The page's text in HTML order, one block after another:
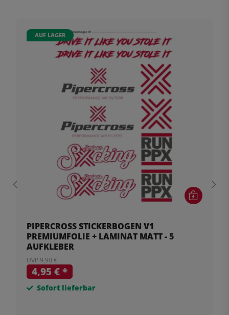
AUF LAGER
PIPERCROSS STICKERBOGEN V1
PREMIUMFOLIE + LAMINAT MATT - 5
AUFKLEBER
UVP 9,90 €
4,95 €*
Sofort lieferbar